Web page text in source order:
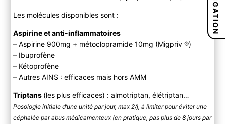
Les molécules disponibles sont :
Aspirine et anti-inflammatoires
– Aspirine 900mg + métoclopramide 10mg (Migpriv ®)
– Ibuprofène
– Kétoprofène
– Autres AINS : efficaces mais hors AMM
Triptans (les plus efficaces) : almotriptan, élétriptan…
Posologie initiale d’une unité par jour, max 2/j, à limiter pour éviter une
céphalée par abus médicamenteux (en pratique, pas plus de 8 jours par